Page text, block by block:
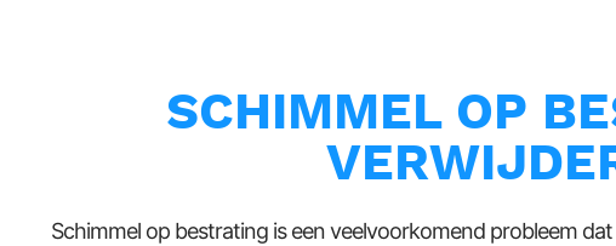
SCHIMMEL OP
Schimmel op bestrating is een veelvoorkomend probleem dat